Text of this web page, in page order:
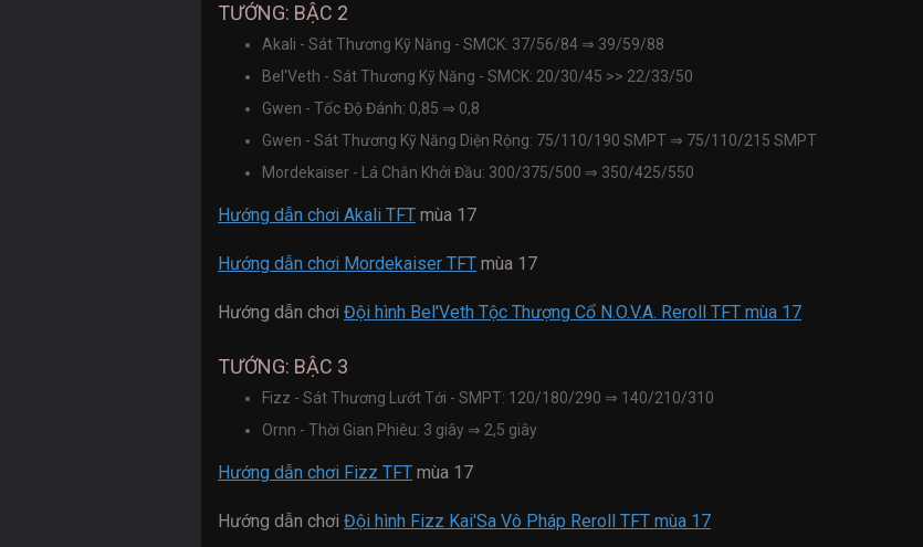
TƯỚNG: BẬC 2
Akali - Sát Thương Kỹ Năng - SMCK: 37/56/84 ⇒ 39/59/88
Bel'Veth - Sát Thương Kỹ Năng - SMCK: 20/30/45 >> 22/33/50
Gwen - Tốc Độ Đánh: 0,85 ⇒ 0,8
Gwen - Sát Thương Kỹ Năng Diện Rộng: 75/110/190 SMPT ⇒ 75/110/215 SMPT
Mordekaiser - Lá Chắn Khởi Đầu: 300/375/500 ⇒ 350/425/550
Hướng dẫn chơi Akali TFT mùa 17
Hướng dẫn chơi Mordekaiser TFT mùa 17
Hướng dẫn chơi Đội hình Bel'Veth Tộc Thượng Cổ N.O.V.A. Reroll TFT mùa 17
TƯỚNG: BẬC 3
Fizz - Sát Thương Lướt Tới - SMPT: 120/180/290 ⇒ 140/210/310
Ornn - Thời Gian Phiêu: 3 giây ⇒ 2,5 giây
Hướng dẫn chơi Fizz TFT mùa 17
Hướng dẫn chơi Đội hình Fizz Kai'Sa Vô Pháp Reroll TFT mùa 17